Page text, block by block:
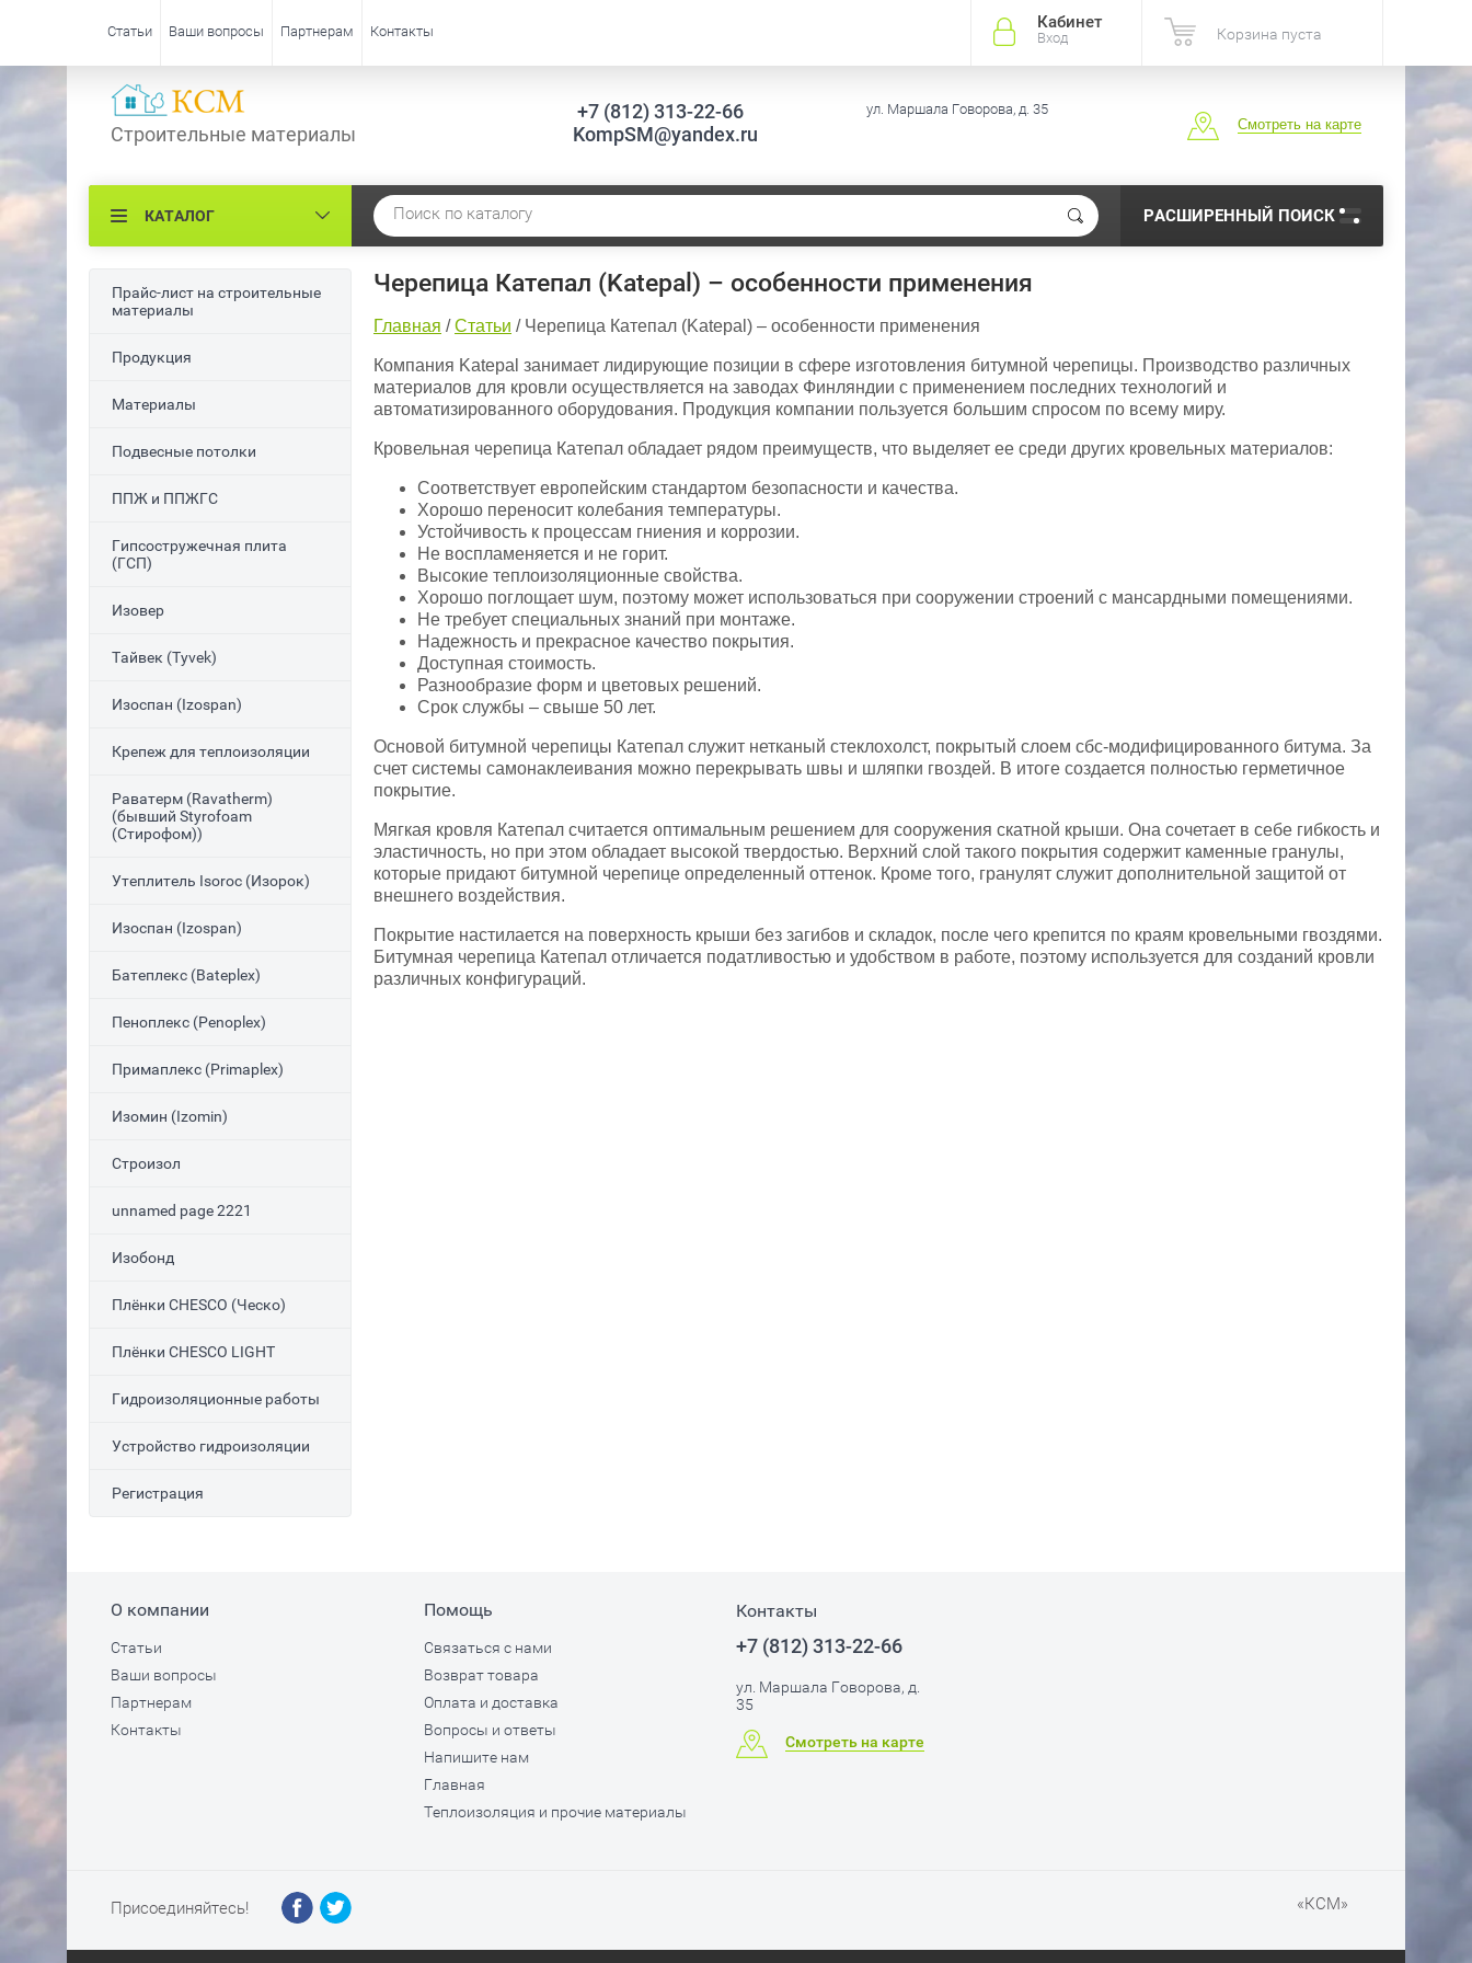
Кабинет
Вход Корзина пуста
Статьи Ваши вопросы Партнерам Контакты
Строительные материалы
+7 (812) 313-22-66
KompSM@yandex.ru
ул. Маршала Говорова, д. 35
Смотреть на карте
КАТАЛОГ РАСШИРЕННЫЙ ПОИСК
Прайс-лист на строительные
материалы
Продукция
Материалы
Подвесные потолки
ППЖ и ППЖГС
Гипсостружечная плита
(ГСП)
Изовер
Тайвек (Tyvek)
Изоспан (Izospan)
Крепеж для теплоизоляции
Раватерм (Ravatherm)
(бывший Styrofoam
(Стирофом))
Утеплитель Isoroc (Изорок)
Изоспан (Izospan)
Батеплекс (Bateplex)
Пеноплекс (Penoplex)
Примаплекс (Primaplex)
Изомин (Izomin)
Строизол
unnamed page 2221
Изобонд
Плёнки CHESCO (Ческо)
Плёнки CHESCO LIGHT
Гидроизоляционные работы
Устройство гидроизоляции
Регистрация
Черепица Катепал (Katepal) – особенности применения
Главная /Статьи / Черепица Катепал (Katepal) – особенности применения
Компания Katepal занимает лидирующие позиции в сфере изготовления битумной черепицы. Производство различных
материалов для кровли осуществляется на заводах Финляндии с применением последних технологий и
автоматизированного оборудования. Продукция компании пользуется большим спросом по всему миру.
Кровельная черепица Катепал обладает рядом преимуществ, что выделяет ее среди других кровельных материалов:
Соответствует европейским стандартом безопасности и качества.
Хорошо переносит колебания температуры.
Устойчивость к процессам гниения и коррозии.
Не воспламеняется и не горит.
Высокие теплоизоляционные свойства.
Хорошо поглощает шум, поэтому может использоваться при сооружении строений с мансардными помещениями.
Не требует специальных знаний при монтаже.
Надежность и прекрасное качество покрытия.
Доступная стоимость.
Разнообразие форм и цветовых решений.
Срок службы – свыше 50 лет.
Основой битумной черепицы Катепал служит нетканый стеклохолст, покрытый слоем сбс-модифицированного битума. За
счет системы самонаклеивания можно перекрывать швы и шляпки гвоздей. В итоге создается полностью герметичное
покрытие.
Мягкая кровля Катепал считается оптимальным решением для сооружения скатной крыши. Она сочетает в себе гибкость и
эластичность, но при этом обладает высокой твердостью. Верхний слой такого покрытия содержит каменные гранулы,
которые придают битумной черепице определенный оттенок. Кроме того, гранулят служит дополнительной защитой от
внешнего воздействия.
Покрытие настилается на поверхность крыши без загибов и складок, после чего крепится по краям кровельными гвоздями.
Битумная черепица Катепал отличается податливостью и удобством в работе, поэтому используется для созданий кровли
различных конфигураций.
О компании
Статьи
Ваши вопросы
Партнерам
Контакты
Помощь
Связаться с нами
Возврат товара
Оплата и доставка
Вопросы и ответы
Напишите нам
Главная
Теплоизоляция и прочие материалы
Контакты
+7 (812) 313-22-66
ул. Маршала Говорова, д.
35
Смотреть на карте
Присоединяйтесь! «КСМ»